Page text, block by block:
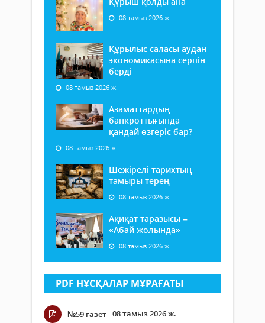
08 тамыз 2026 ж.
Құрылыс саласы аудан
экономикасына серпін
берді
08 тамыз 2026 ж.
Азаматтардың
банкроттығында
қандай өзгеріс бар?
08 тамыз 2026 ж.
Шежірелі тарихтың
тамыры терең
08 тамыз 2026 ж.
Ақиқат таразысы –
«Абай жолында»
08 тамыз 2026 ж.
PDF НҰСҚАЛАР МҰРАҒАТЫ
№59 газет 08 тамыз 2026 ж.